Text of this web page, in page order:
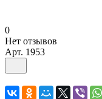
0
Нет отзывов
Арт. 1953